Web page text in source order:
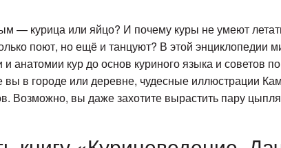
— курица или яйцо? И почему куры не умеют
поют, но ещё и танцуют? В этой энциклопедии
и анатомии кур до основ куриного языка и
в городе или деревне, чудесные иллюстрации
Возможно, вы даже захотите вырастить пару